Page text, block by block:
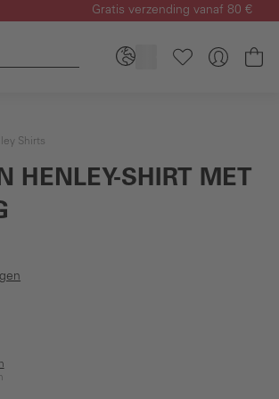
Gratis verzending vanaf 80 €
Shirts
HENLEY-SHIRT MET